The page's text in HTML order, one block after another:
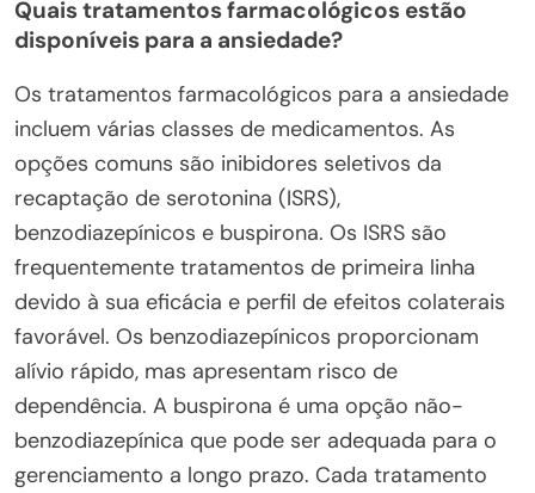
Quais tratamentos farmacológicos estão
disponíveis para a ansiedade?
Os tratamentos farmacológicos para a ansiedade
incluem várias classes de medicamentos. As
opções comuns são inibidores seletivos da
recaptação de serotonina (ISRS),
benzodiazepínicos e buspirona. Os ISRS são
frequentemente tratamentos de primeira linha
devido à sua eficácia e perfil de efeitos colaterais
favorável. Os benzodiazepínicos proporcionam
alívio rápido, mas apresentam risco de
dependência. A buspirona é uma opção não-
benzodiazepínica que pode ser adequada para o
gerenciamento a longo prazo. Cada tratamento